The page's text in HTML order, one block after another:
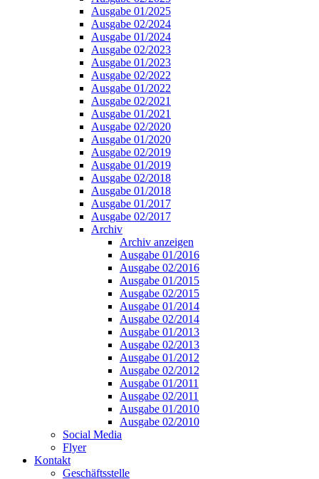
Ausgabe 01/2025
Ausgabe 02/2024
Ausgabe 01/2024
Ausgabe 02/2023
Ausgabe 01/2023
Ausgabe 02/2022
Ausgabe 01/2022
Ausgabe 02/2021
Ausgabe 01/2021
Ausgabe 02/2020
Ausgabe 01/2020
Ausgabe 02/2019
Ausgabe 01/2019
Ausgabe 02/2018
Ausgabe 01/2018
Ausgabe 01/2017
Ausgabe 02/2017
Archiv
Archiv anzeigen
Ausgabe 01/2016
Ausgabe 02/2016
Ausgabe 01/2015
Ausgabe 02/2015
Ausgabe 01/2014
Ausgabe 02/2014
Ausgabe 01/2013
Ausgabe 02/2013
Ausgabe 01/2012
Ausgabe 02/2012
Ausgabe 01/2011
Ausgabe 02/2011
Ausgabe 01/2010
Ausgabe 02/2010
Social Media
Flyer
Kontakt
Geschäftsstelle